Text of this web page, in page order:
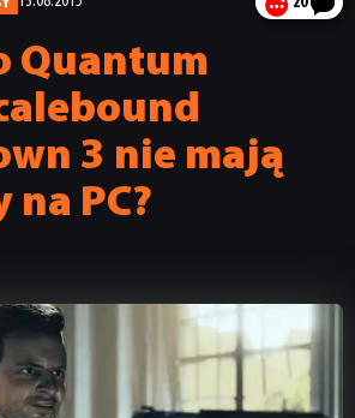
Quantum
3 nie mają
PC?